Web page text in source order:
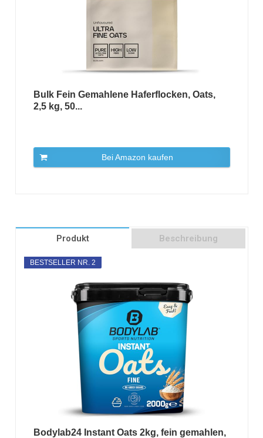
Bulk Fein Gemahlene Haferflocken, Oats,
2,5 kg, 50...
Bei Amazon kaufen
Produkt Beschreibung
BESTSELLER NR. 2
Bodylab24 Instant Oats 2kg, fein gemahlen,